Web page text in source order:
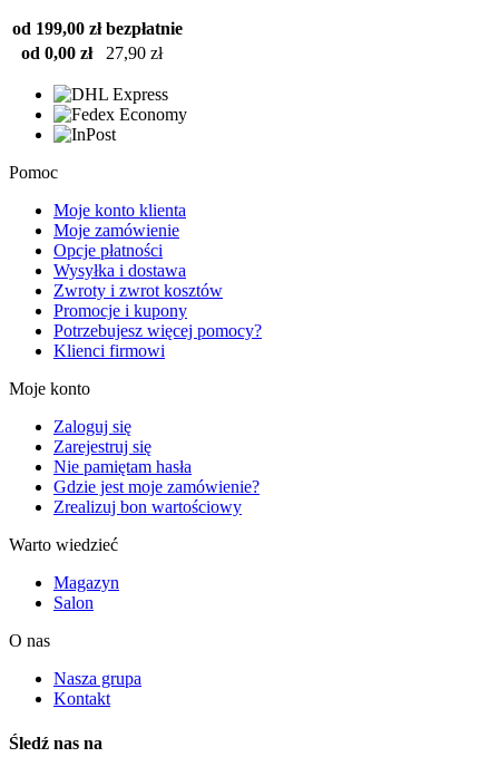
od 199,00 zł bezpłatnie
od 0,00 zł
27,90 zł
Pomoc
Moje konto klienta
Moje zamówienie
Opcje płatności
Wysyłka i dostawa
Zwroty i zwrot kosztów
Promocje i kupony
Potrzebujesz więcej pomocy?
Klienci firmowi
Moje konto
Zaloguj się
Zarejestruj się
Nie pamiętam hasła
Gdzie jest moje zamówienie?
Zrealizuj bon wartościowy
Warto wiedzieć
Magazyn
Salon
O nas
Nasza grupa
Kontakt
Śledź nas na